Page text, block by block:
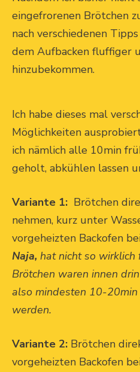
eingefrorenen Brötchen
nach verschiedenen
dem Aufbacken fluffiger
hinzubekommen.
Ich habe dieses mal
Möglichkeiten
ich nämlich alle 10min
geholt, abkühlen lassen
Variante 1: Brötchen
nehmen, kurz unter
vorgeheizten Backofen
Naja, hat nicht so wirklich
Brötchen waren innen
also mindesten 10-
werden.
Variante 2: Brötchen
vorgeheizten Backofen